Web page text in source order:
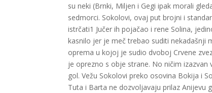
su neki (Brnki, Miljen i Gegi ipak morali
sedmorci. Sokolovi, ovaj put brojni i
istrčati1 Jučer ih pojačao i rene Solina,
kasnilo jer je meč trebao suditi nekadašnji
oprema u kojoj je sudio dvoboj Crvene
je oprezno s obje strane. No ničim
gol. Vežu Sokolovi preko osovina Bokija i
Tuta i Barta ne dozvoljavaju prilaz Anijevu